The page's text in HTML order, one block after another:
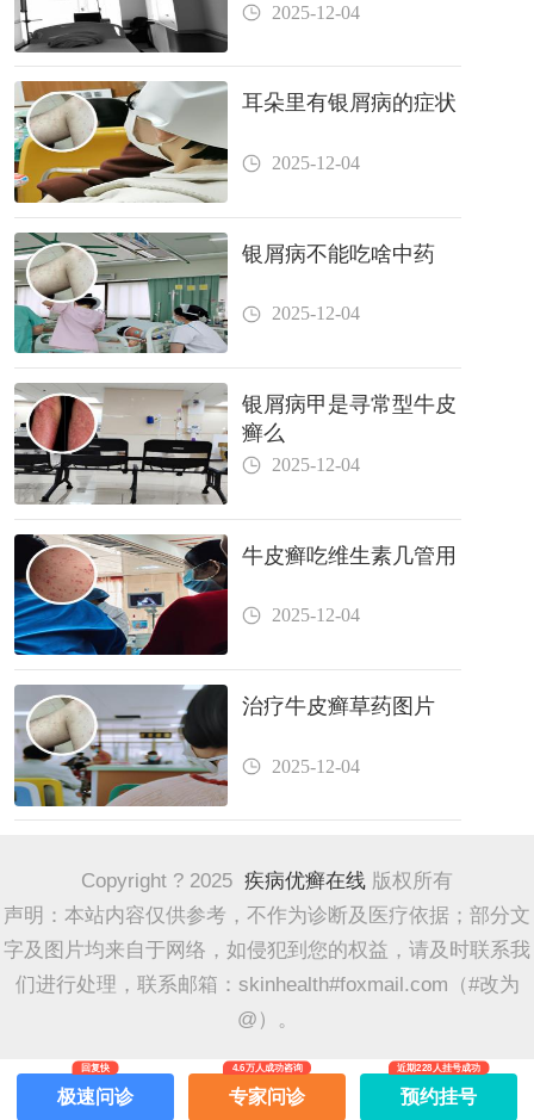
2025-12-04
耳朵里有银屑病的症状
2025-12-04
银屑病不能吃啥中药
2025-12-04
银屑病甲是寻常型牛皮
癣么
2025-12-04
牛皮癣吃维生素几管用
2025-12-04
治疗牛皮癣草药图片
2025-12-04
Copyright ? 2025 疾病优癣在线 版权所有
声明：本站内容仅供参考，不作为诊断及医疗依据；部分文
字及图片均来自于网络，如侵犯到您的权益，请及时联系我
们进行处理，联系邮箱：skinhealth#foxmail.com（#改为
@）。
极速问诊
回复快
专家问诊
4.6万人成功咨询
预约挂号
近期228人挂号成功